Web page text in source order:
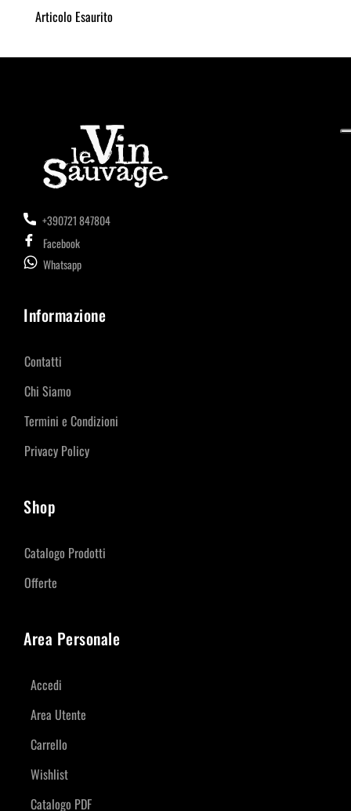
Articolo Esaurito
+390721 847804
Facebook
Whatsapp
Informazione
Contatti
Chi Siamo
Termini e Condizioni
Privacy Policy
Shop
Catalogo Prodotti
Offerte
Area Personale
Accedi
Area Utente
Carrello
Wishlist
Catalogo PDF